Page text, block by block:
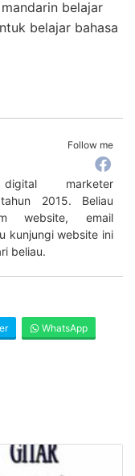
belajar
belajar bahasa
Follow me
marketer
2015. Beliau
website, email
kunjungi website ini
beliau.
WhatsApp